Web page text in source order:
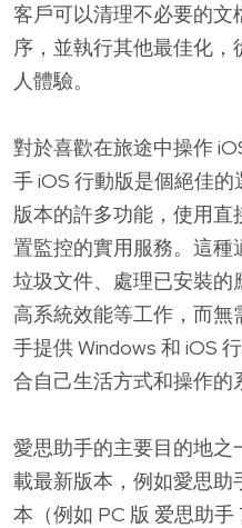
客戶可以清理不必要的
序，並執行其他最佳化
人體驗。
對於喜歡在旅途中操作
手 iOS 行動版是個絕佳
版本的許多功能，使用直
置監控的實用服務。這
垃圾文件、處理已安裝
高系統效能等工作，而
手提供 Windows 和 iOS
合自己生活方式和操作的
愛思助手的主要目的地
載最新版本，例如愛思助
本（例如 PC 版 爱思助